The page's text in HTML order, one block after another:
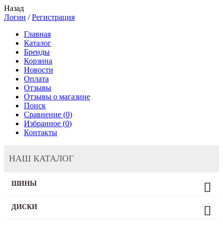
Назад
Логин /Регистрация
Главная
Каталог
Бренды
Корзина
Новости
Оплата
Отзывы
Отзывы о магазине
Поиск
Сравнение (0)
Избранное (0)
Контакты
НАШ КАТАЛОГ
ШИНЫ
ДИСКИ